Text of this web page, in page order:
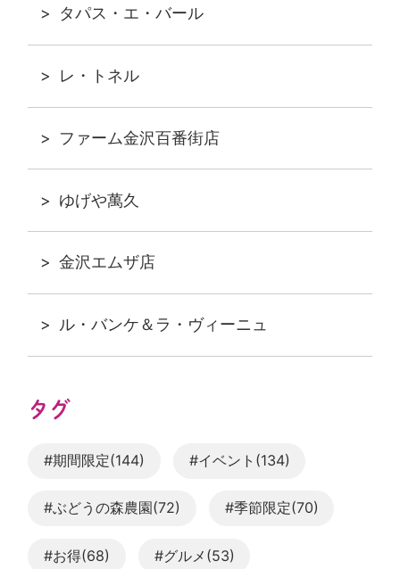
タパス・エ・バール
レ・トネル
ファーム金沢百番街店
ゆげや萬久
金沢エムザ店
ル・バンケ＆ラ・ヴィーニュ
タグ
#期間限定(144) #イベント(134)
#ぶどうの森農園(72) #季節限定(70)
#お得(68) #グルメ(53)